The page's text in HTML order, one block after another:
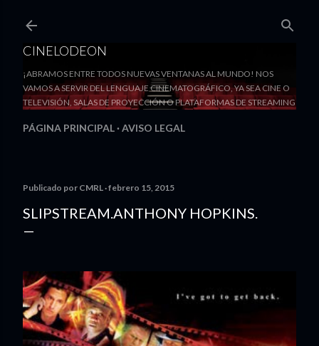
CINELODEON
¡ABRAMOS ENTRE TODOS NUEVAS VENTANAS AL MUNDO! NOS
VAMOS A SERVIR DEL LENGUAJE CINEMATOGRÁFICO, YA SEA CINE O
TELEVISIÓN, SALAS DE PROYECCIÓN O PLATAFORMAS DE STREAMING
PÁGINA PRINCIPAL AVISO LEGAL
Publicado por CMRL febrero 15, 2015
SLIPSTREAM.ANTHONY HOPKINS.